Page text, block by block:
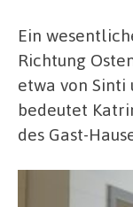
Ein
Richtung
etwa von Sinti
bedeutet
des Gast-